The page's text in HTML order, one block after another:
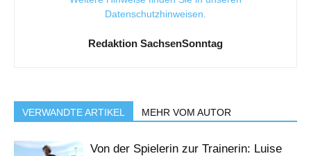
Datenschutzhinweisen
Redaktion SachsenSonntag
VERWANDTE ARTIKEL MEHR VOM AUTOR
Von der Spielerin zur Trainerin: Luise